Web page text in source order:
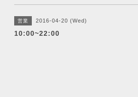
営業 2016-04-20 (Wed)
10:00~22:00